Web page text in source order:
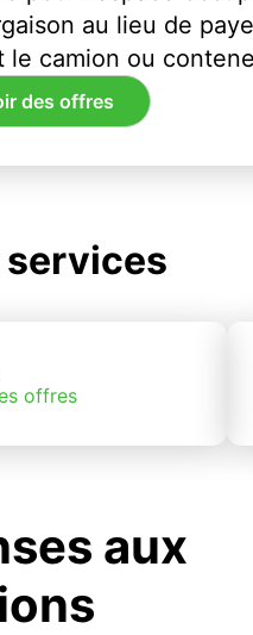
au lieu de
le camion ou
des offres
services
offres
aux